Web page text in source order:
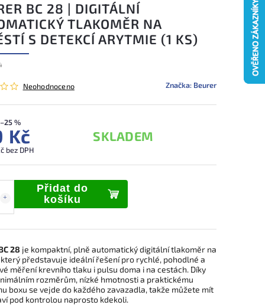
BC 28 | DIGITÁLNÍ
TLAKOMĚR NA
S DETEKCÍ ARYTMIE (1 KS)
Neohodnoceno Značka: Beurer
–25 %
Kč
bez DPH
SKLADEM
Přidat do
košíku
28 je kompaktní, plně automatický digitální tlakoměr na
představuje ideální řešení pro rychlé, pohodlné a
měření krevního tlaku i pulsu doma i na cestách. Díky
rozměrům, nízké hmotnosti a praktickému
boxu se vejde do každého zavazadla, takže můžete mít
pod kontrolou naprosto kdekoli.